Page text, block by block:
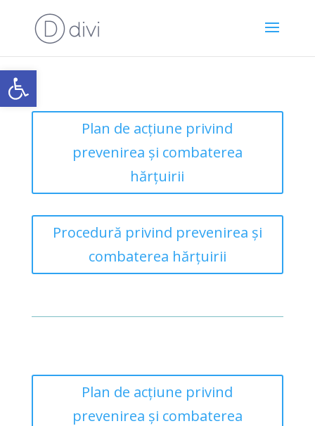
Open toolbar
Plan de acțiune privind
prevenirea și combaterea
hărțuirii
Procedură privind prevenirea și
combaterea hărțuirii
Plan de acțiune privind
prevenirea și combaterea